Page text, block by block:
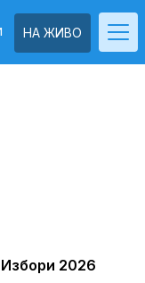
НА ЖИВО
Избори 2026